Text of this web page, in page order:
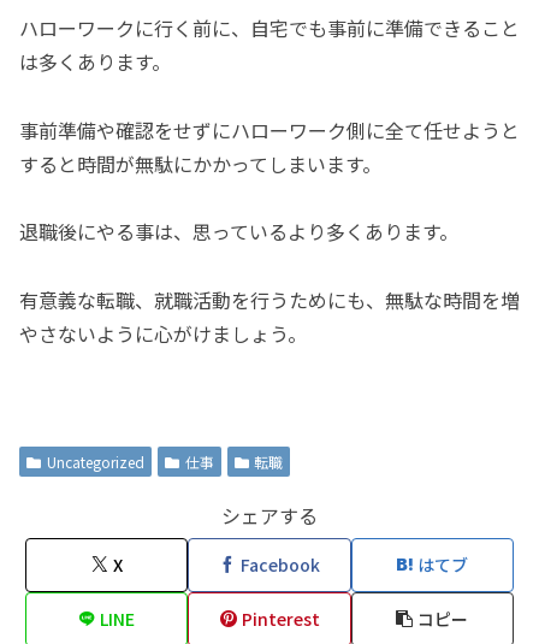
ハローワークに行く前に、自宅でも事前に準備できること
は多くあります。
事前準備や確認をせずにハローワーク側に全て任せようと
すると時間が無駄にかかってしまいます。
退職後にやる事は、思っているより多くあります。
有意義な転職、就職活動を行うためにも、無駄な時間を増
やさないように心がけましょう。
Uncategorized 仕事 転職
シェアする
X Facebook はてブ
LINE Pinterest コピー